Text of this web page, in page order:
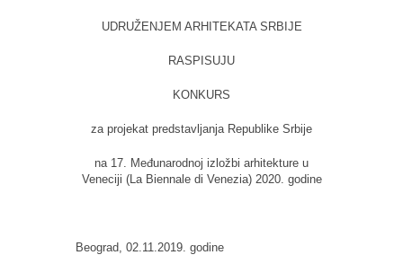
UDRUŽENJEM ARHITEKATA SRBIJE
RASPISUJU
KONKURS
za projekat predstavljanja Republike Srbije
na 17. Međunarodnoj izložbi arhitekture u
Veneciji (La Biennale di Venezia) 2020. godine
Beograd, 02.11.2019. godine